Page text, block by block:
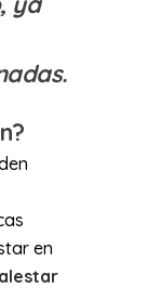
en